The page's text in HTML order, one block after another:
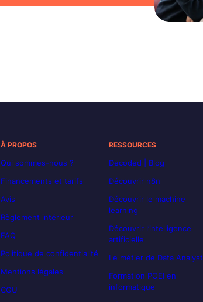
À PROPOS
Qui sommes-nous ?
Financements et tarifs
Avis
Règlement intérieur
FAQ
Politique de confidentialité
Mentions légales
CGU
RESSOURCES
Decoded | Blog
Découvrir n8n
Découvrir le machine
learning
Découvrir l’intelligence
artificielle
Le métier de Data Analyst
Formation POEI en
informatique